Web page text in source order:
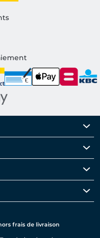
frais de livraison